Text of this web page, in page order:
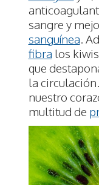
sangre y
sanguínea.
fibra los
que
la
nuestro
multitud de